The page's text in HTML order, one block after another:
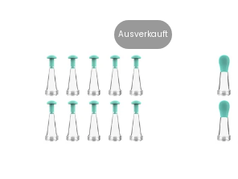
Ausverkauft